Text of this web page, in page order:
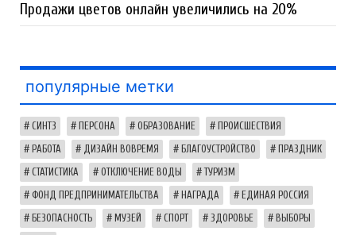
Продажи цветов онлайн увеличились на 20%
популярные метки
СИНТЗ ПЕРСОНА ОБРАЗОВАНИЕ ПРОИСШЕСТВИЯ
РАБОТА ДИЗАЙН ВОВРЕМЯ БЛАГОУСТРОЙСТВО ПРАЗДНИК
СТАТИСТИКА ОТКЛЮЧЕНИЕ ВОДЫ ТУРИЗМ
ФОНД ПРЕДПРИНИМАТЕЛЬСТВА НАГРАДА ЕДИНАЯ РОССИЯ
БЕЗОПАСНОСТЬ МУЗЕЙ СПОРТ ЗДОРОВЬЕ ВЫБОРЫ